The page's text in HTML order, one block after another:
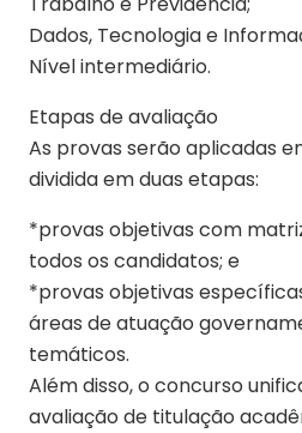
Dados, Tecnologia e
Nível intermediário.
Etapas de avaliação
As provas serão aplicadas
dividida em duas etapas:
*provas objetivas com
todos os candidatos; e
*provas objetivas
áreas de atuação
temáticos.
Além disso, o concurso
avaliação de titulação